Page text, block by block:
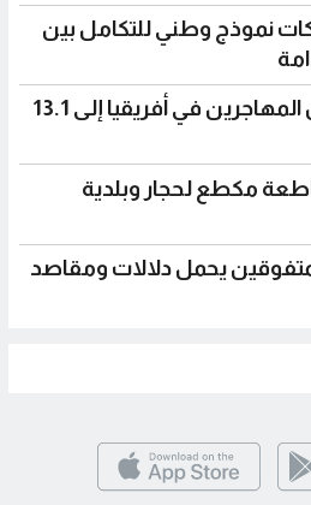
نموذج وطني للتكامل بين
تقرير: ارتفاع عدد العمال المهاجرين في أفريقيا إلى 13.1
مكطع لحجار وبلدية
يحمل دلالات ومقاصد